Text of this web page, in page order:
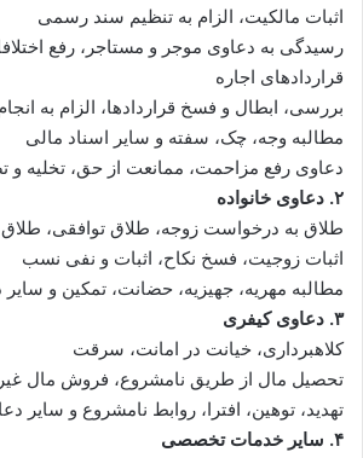
اثبات مالکیت، الزام به تنظیم سند رسمی
رسیدگی به دعاوی موجر و مستاجر، رفع
قراردادهای اجاره
بررسی، ابطال و فسخ قراردادها، الزام به
مطالبه وجه، چک، سفته و سایر اسناد مالی
دعاوی رفع مزاحمت، ممانعت از حق، تخلیه
۲. دعاوی خانواده
طلاق به درخواست زوجه، طلاق توافقی،
اثبات زوجیت، فسخ نکاح، اثبات و نفی نسب
مطالبه مهریه، جهیزیه، حضانت، تمکین و سایر
۳. دعاوی کیفری
کلاهبرداری، خیانت در امانت، سرقت
تحصیل مال از طریق نامشروع، فروش مال
تهدید، توهین، افترا، روابط نامشروع و سایر
۴. سایر خدمات تخصصی